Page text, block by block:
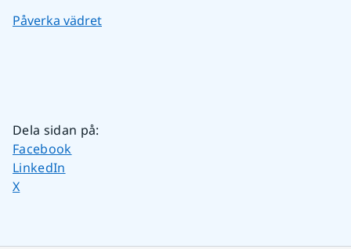
Påverka vädret
Dela sidan på:
Dela sidan på
Facebook
Dela sidan på
LinkedIn
Dela sidan på
X